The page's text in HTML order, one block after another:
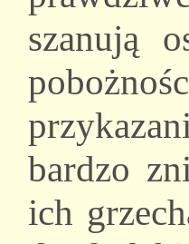
szanują
bardzo
ich